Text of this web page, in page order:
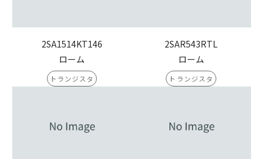
2SA1514KT146
ローム
トランジスタ
2SAR543RTL
ローム
トランジスタ